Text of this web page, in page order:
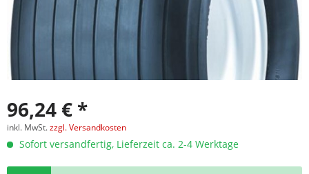
96,24 € *
inkl. MwSt.zzgl. Versandkosten
Sofort versandfertig, Lieferzeit ca. 2-4 Werktage